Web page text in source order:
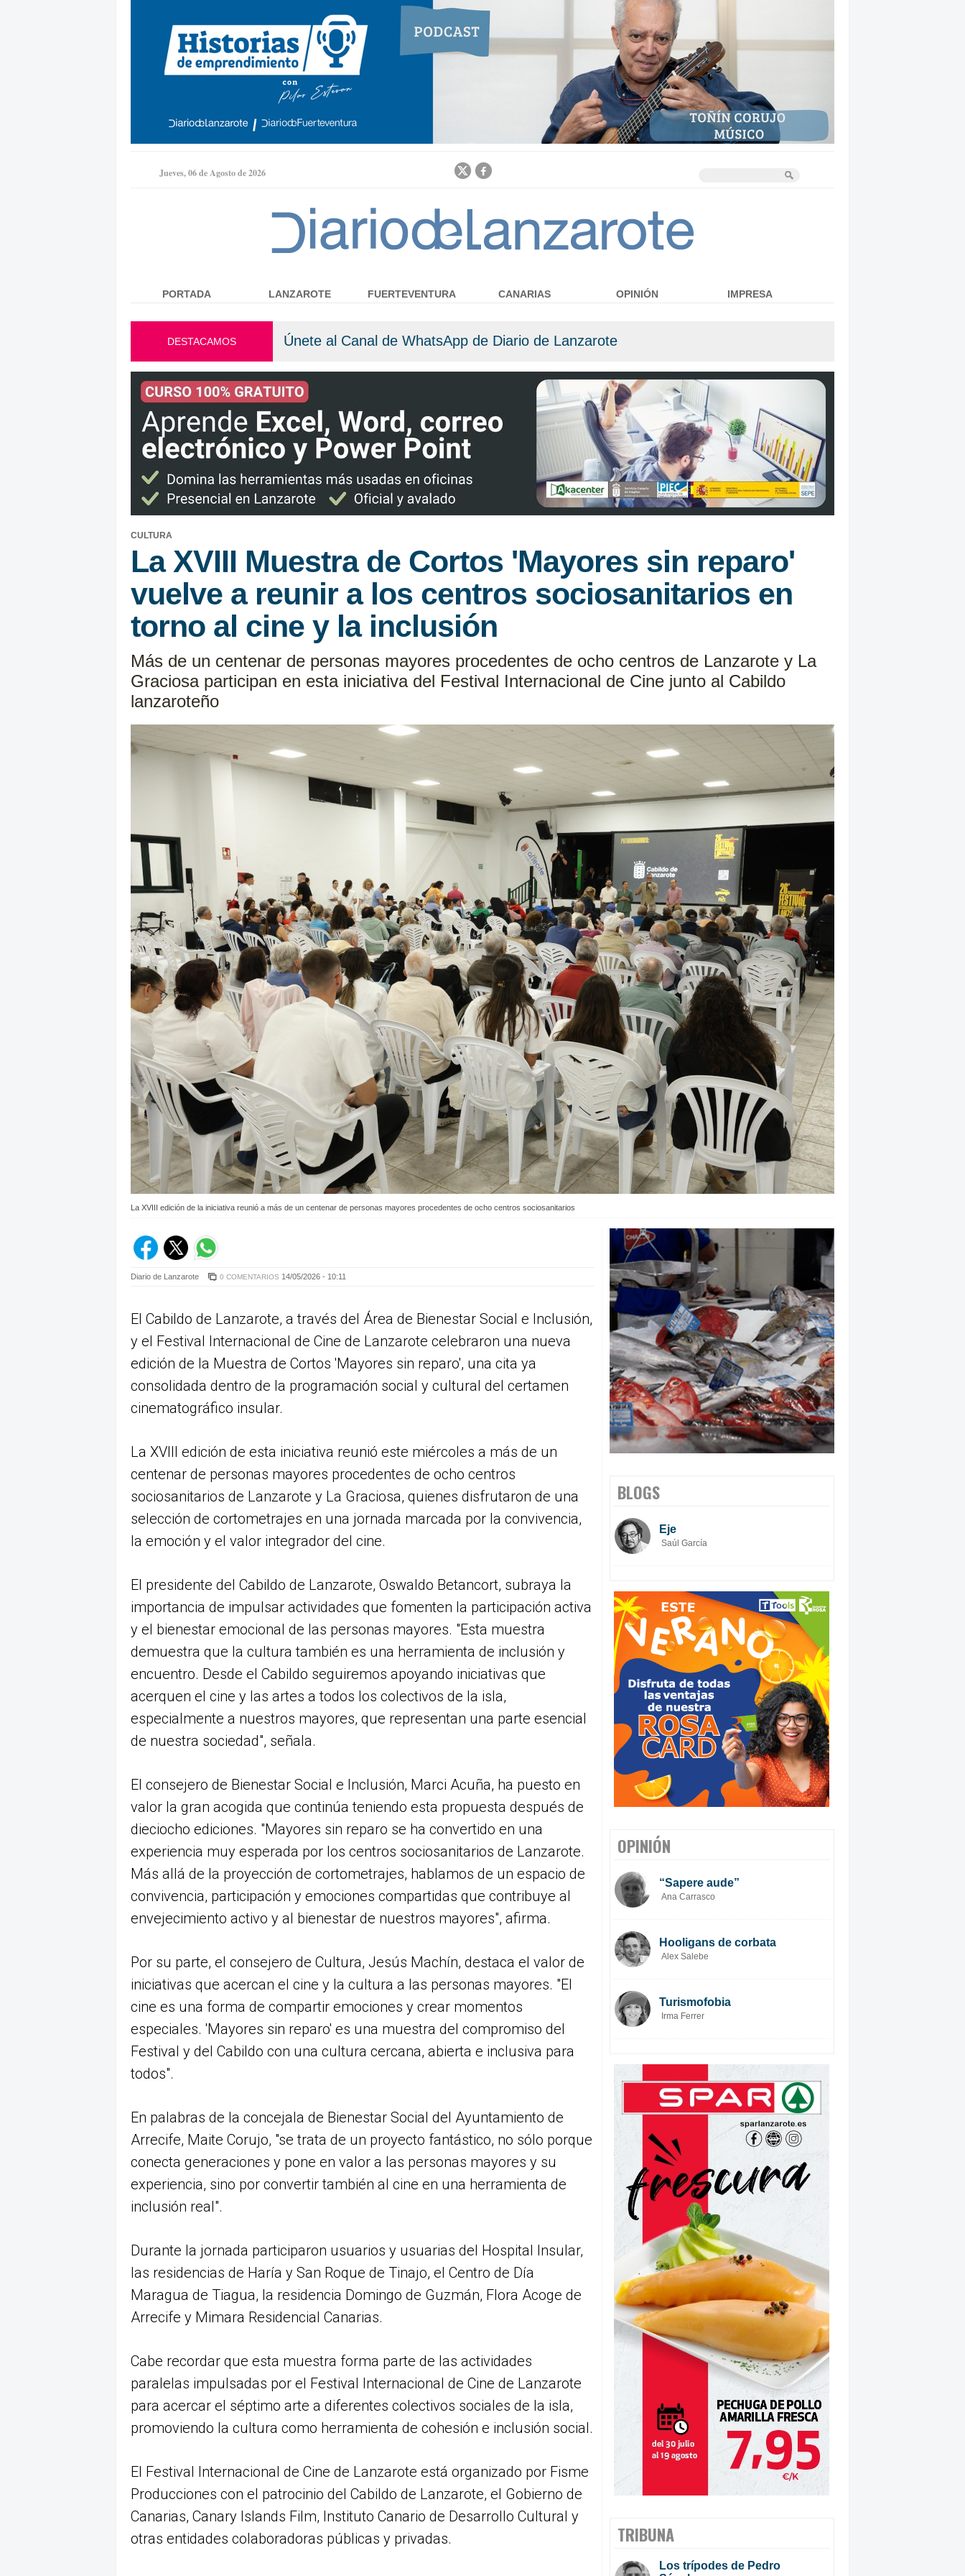
Jump to navigation
Jueves, 06 de Agosto de 2026
DESTACAMOS Únete al Canal de WhatsApp de Diario de Lanzarote
CULTURA
La XVIII Muestra de Cortos 'Mayores sin reparo'
vuelve a reunir a los centros sociosanitarios en
torno al cine y la inclusión
Más de un centenar de personas mayores procedentes de ocho centros de Lanzarote y La
Graciosa participan en esta iniciativa del Festival Internacional de Cine junto al Cabildo
lanzaroteño
La XVIII edición de la iniciativa reunió a más de un centenar de personas mayores procedentes de ocho centros sociosanitarios
Diario de Lanzarote 0 COMENTARIOS 14/05/2026 - 10:11
El Cabildo de Lanzarote, a través del Área de Bienestar Social e Inclusión,
y el Festival Internacional de Cine de Lanzarote celebraron una nueva
edición de la Muestra de Cortos 'Mayores sin reparo', una cita ya
consolidada dentro de la programación social y cultural del certamen
cinematográfico insular.
La XVIII edición de esta iniciativa reunió este miércoles a más de un
centenar de personas mayores procedentes de ocho centros
sociosanitarios de Lanzarote y La Graciosa, quienes disfrutaron de una
selección de cortometrajes en una jornada marcada por la convivencia,
la emoción y el valor integrador del cine.
El presidente del Cabildo de Lanzarote, Oswaldo Betancort, subraya la
importancia de impulsar actividades que fomenten la participación activa
y el bienestar emocional de las personas mayores. "Esta muestra
demuestra que la cultura también es una herramienta de inclusión y
encuentro. Desde el Cabildo seguiremos apoyando iniciativas que
acerquen el cine y las artes a todos los colectivos de la isla,
especialmente a nuestros mayores, que representan una parte esencial
de nuestra sociedad", señala.
El consejero de Bienestar Social e Inclusión, Marci Acuña, ha puesto en
valor la gran acogida que continúa teniendo esta propuesta después de
dieciocho ediciones. "Mayores sin reparo se ha convertido en una
experiencia muy esperada por los centros sociosanitarios de Lanzarote.
Más allá de la proyección de cortometrajes, hablamos de un espacio de
convivencia, participación y emociones compartidas que contribuye al
envejecimiento activo y al bienestar de nuestros mayores", afirma.
Por su parte, el consejero de Cultura, Jesús Machín, destaca el valor de
iniciativas que acercan el cine y la cultura a las personas mayores. "El
cine es una forma de compartir emociones y crear momentos
especiales. 'Mayores sin reparo' es una muestra del compromiso del
Festival y del Cabildo con una cultura cercana, abierta e inclusiva para
todos".
En palabras de la concejala de Bienestar Social del Ayuntamiento de
Arrecife, Maite Corujo, "se trata de un proyecto fantástico, no sólo porque
conecta generaciones y pone en valor a las personas mayores y su
experiencia, sino por convertir también al cine en una herramienta de
inclusión real".
Durante la jornada participaron usuarios y usuarias del Hospital Insular,
las residencias de Haría y San Roque de Tinajo, el Centro de Día
Maragua de Tiagua, la residencia Domingo de Guzmán, Flora Acoge de
Arrecife y Mimara Residencial Canarias.
Cabe recordar que esta muestra forma parte de las actividades
paralelas impulsadas por el Festival Internacional de Cine de Lanzarote
para acercar el séptimo arte a diferentes colectivos sociales de la isla,
promoviendo la cultura como herramienta de cohesión e inclusión social.
El Festival Internacional de Cine de Lanzarote está organizado por Fisme
Producciones con el patrocinio del Cabildo de Lanzarote, el Gobierno de
Canarias, Canary Islands Film, Instituto Canario de Desarrollo Cultural y
otras entidades colaboradoras públicas y privadas.
PORTADA LANZAROTE FUERTEVENTURA CANARIAS OPINIÓN IMPRESA
BLOGS
Eje
Saúl García
OPINIÓN
“Sapere aude”
Ana Carrasco
Hooligans de corbata
Alex Salebe
Turismofobia
Irma Ferrer
TRIBUNA
Los trípodes de Pedro